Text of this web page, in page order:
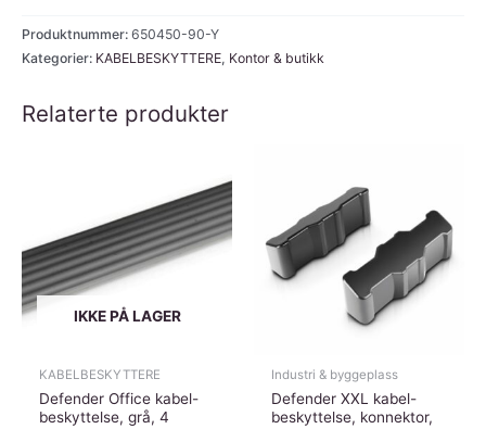
Produktnummer: 650450-90-Y
Kategorier: KABELBESKYTTERE, Kontor & butikk
Relaterte produkter
IKKE PÅ LAGER
KABELBESKYTTERE
Defender Office kabel-
beskyttelse, grå, 4
Industri & byggeplass
Defender XXL kabel-
beskyttelse, konnektor,